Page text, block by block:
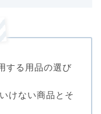
する用品の選び
けない商品とそ